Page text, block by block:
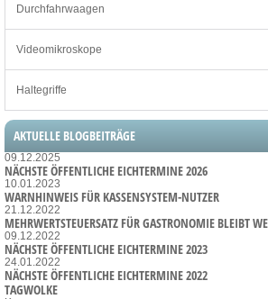
Durchfahrwaagen
Videomikroskope
Haltegriffe
AKTUELLE BLOGBEITRÄGE
09.12.2025
NÄCHSTE ÖFFENTLICHE EICHTERMINE 2026
10.01.2023
WARNHINWEIS FÜR KASSENSYSTEM-NUTZER
21.12.2022
MEHRWERTSTEUERSATZ FÜR GASTRONOMIE BLEIBT
09.12.2022
NÄCHSTE ÖFFENTLICHE EICHTERMINE 2023
24.01.2022
NÄCHSTE ÖFFENTLICHE EICHTERMINE 2022
TAGWOLKE